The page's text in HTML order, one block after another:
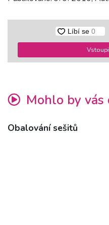
Mohlo by
Obalování sešitů